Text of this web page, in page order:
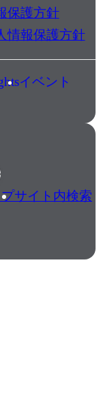
保護方針
情報保護方針
イベント
サイト内検索